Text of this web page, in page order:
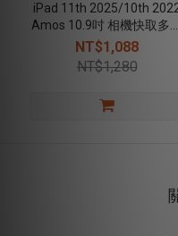
iPad 11th 2025/10th
Amos 10.9吋 相機快取多角
度折疊布紋皮套(磁扣) - 海軍
藍
NT$1,088
NT$1,280